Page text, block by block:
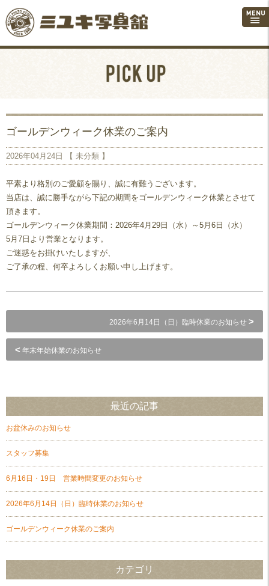
ゴールデンウィーク休業のご案内
2026年04月24日 【 未分類 】
平素より格別のご愛顧を賜り、誠に有難うございます。
当店は、誠に勝手ながら下記の期間をゴールデンウィーク休業とさせて
頂きます。
ゴールデンウィーク休業期間：2026年4月29日（水）～5月6日（水）
5月7日より営業となります。
ご迷惑をお掛けいたしますが、
ご了承の程、何卒よろしくお願い申し上げます。
2026年6月14日（日）臨時休業のお知らせ >
< 年末年始休業のお知らせ
最近の記事
お盆休みのお知らせ
スタッフ募集
6月16日・19日 営業時間変更のお知らせ
2026年6月14日（日）臨時休業のお知らせ
ゴールデンウィーク休業のご案内
カテゴリ